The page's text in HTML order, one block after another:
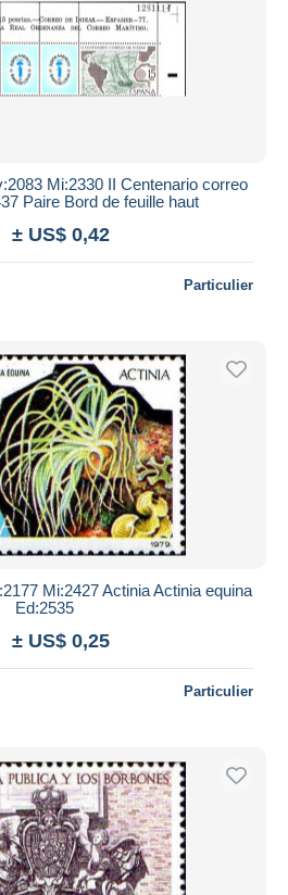
Mi:2330 II Centenario correo
Paire Bord de feuille haut
± US$ 0,42
Particulier
Mi:2427 Actinia Actinia equina
Ed:2535
± US$ 0,25
Particulier